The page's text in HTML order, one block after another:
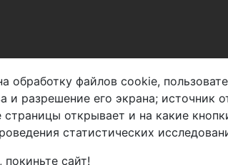
соц. сетях
обработку файлов cookie,
разрешение его экрана; источник
открывает и на какие
статистических
сайт!